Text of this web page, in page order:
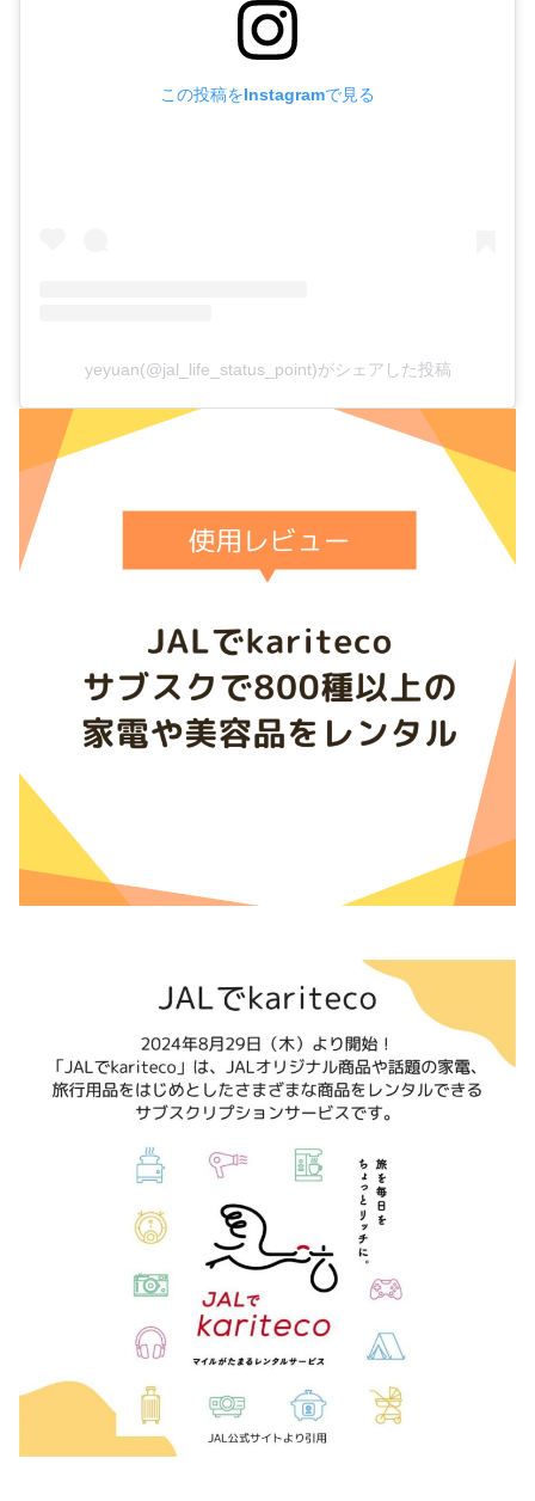
この投稿をInstagramで見る
yeyuan(@jal_life_status_point)がシェアした投稿